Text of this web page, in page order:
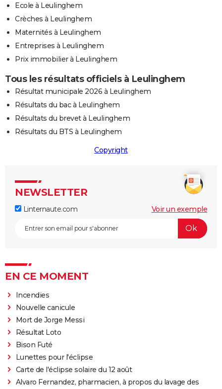
Ecole à Leulinghem
Crèches à Leulinghem
Maternités à Leulinghem
Entreprises à Leulinghem
Prix immobilier à Leulinghem
Tous les résultats officiels à Leulinghem
Résultat municipale 2026 à Leulinghem
Résultats du bac à Leulinghem
Résultats du brevet à Leulinghem
Résultats du BTS à Leulinghem
Copyright
NEWSLETTER
Linternaute.com Voir un exemple
EN CE MOMENT
Incendies
Nouvelle canicule
Mort de Jorge Messi
Résultat Loto
Bison Futé
Lunettes pour l'éclipse
Carte de l'éclipse solaire du 12 août
Alvaro Fernandez, pharmacien, à propos du lavage des